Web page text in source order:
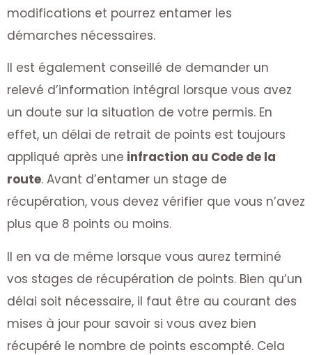
modifications et pourrez entamer les
démarches nécessaires.
Il est également conseillé de demander un
relevé d’information intégral lorsque vous avez
un doute sur la situation de votre permis. En
effet, un délai de retrait de points est toujours
appliqué après une infraction au Code de la
route. Avant d’entamer un stage de
récupération, vous devez vérifier que vous n’avez
plus que 8 points ou moins.
Il en va de même lorsque vous aurez terminé
vos stages de récupération de points. Bien qu’un
délai soit nécessaire, il faut être au courant des
mises à jour pour savoir si vous avez bien
récupéré le nombre de points escompté. Cela